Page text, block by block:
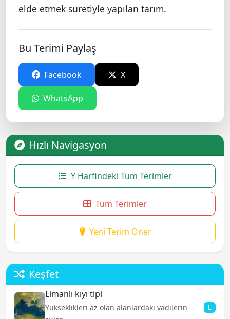
elde etmek suretiyle yapılan tarım.
Bu Terimi Paylaş
Facebook X
WhatsApp
Hızlı Navigasyon
Y Harfindeki Tüm Terimler
Tüm Terimler
Yeni Terim Öner
Keşfet
Limanlı kıyı tipi
Yükseklikleri az olan alanlardaki vadilerin
L